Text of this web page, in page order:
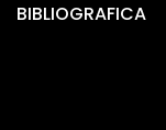
BIBLIOGRAFICA